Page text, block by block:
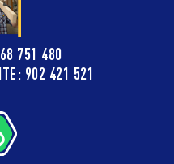
751 480
902 421 521